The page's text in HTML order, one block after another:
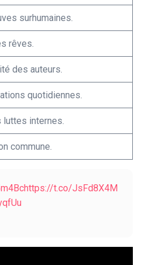
surhumaines.
rêves.
des auteurs.
quotidiennes.
luttes internes.
commune.
https://t.co/JsFd8X4M